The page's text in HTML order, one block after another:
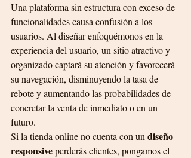
Una plataforma sin estructura con exceso de
funcionalidades causa confusión a los
usuarios. Al diseñar enfoquémonos en la
experiencia del usuario, un sitio atractivo y
organizado captará su atención y favorecerá
su navegación, disminuyendo la tasa de
rebote y aumentando las probabilidades de
concretar la venta de inmediato o en un
futuro.
Si la tienda online no cuenta con un diseño
responsive perderás clientes, pongamos el